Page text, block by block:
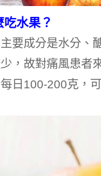
水果？
要成分是水分、
，故對痛風患者
日100-200克，